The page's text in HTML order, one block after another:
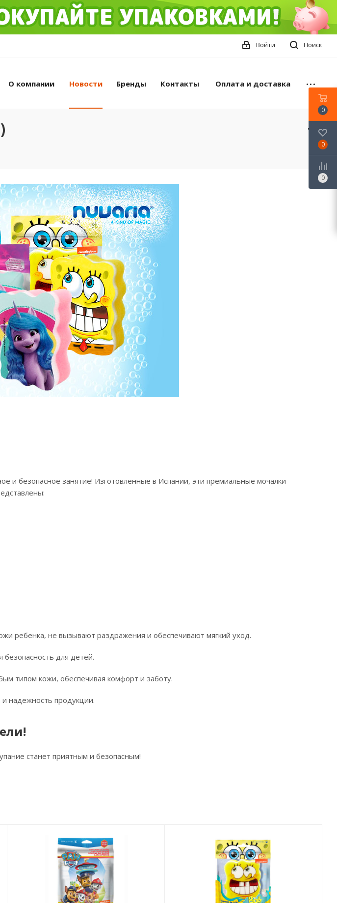
Поиск
Войти
О компании Новости Бренды Контакты Оплата и доставка
и безопасное занятие! Изготовленные в Испании, эти премиальные мочалки
ребенка, не вызывают раздражения и обеспечивают мягкий уход.
безопасность для детей.
типом кожи, обеспечивая комфорт и заботу.
и надежность продукции.
станет приятным и безопасным!
0
0
0